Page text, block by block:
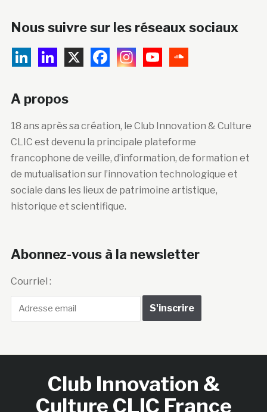
A propos
CLIC est devenu la principale plateforme
francophone de veille, d’information, de formation et
de mutualisation sur l’innovation technologique et
sociale dans les lieux de patrimoine artistique,
historique et scientifique.
Culture CLIC France
Accueil BIENVENUE ! LE CLUB MEMBRES
RNCI